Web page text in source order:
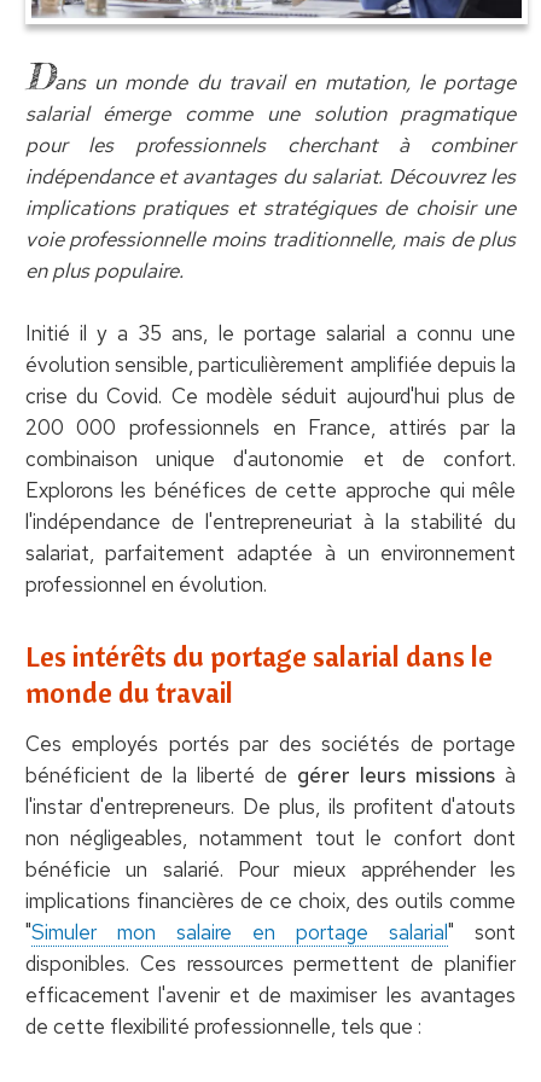
Dans un monde du travail en mutation, le portage
salarial émerge comme une solution pragmatique
pour les professionnels cherchant à combiner
indépendance et avantages du salariat. Découvrez les
implications pratiques et stratégiques de choisir une
voie professionnelle moins traditionnelle, mais de plus
en plus populaire.
Initié il y a 35 ans, le portage salarial a connu une
évolution sensible, particulièrement amplifiée depuis la
crise du Covid. Ce modèle séduit aujourd'hui plus de
200 000 professionnels en France, attirés par la
combinaison unique d'autonomie et de confort.
Explorons les bénéfices de cette approche qui mêle
l'indépendance de l'entrepreneuriat à la stabilité du
salariat, parfaitement adaptée à un environnement
professionnel en évolution.
Les intérêts du portage salarial dans le
monde du travail
Ces employés portés par des sociétés de portage
bénéficient de la liberté de gérer leurs missions à
l'instar d'entrepreneurs. De plus, ils profitent d'atouts
non négligeables, notamment tout le confort dont
bénéficie un salarié. Pour mieux appréhender les
implications financières de ce choix, des outils comme
"Simuler mon salaire en portage salarial" sont
disponibles. Ces ressources permettent de planifier
efficacement l'avenir et de maximiser les avantages
de cette flexibilité professionnelle, tels que :